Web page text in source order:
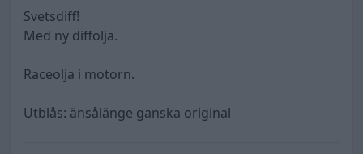
Svetsdiff!
Med ny diffolja.
Raceolja i motorn.
Utblås: änsålänge ganska original